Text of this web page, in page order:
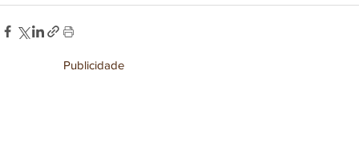
Publicidade